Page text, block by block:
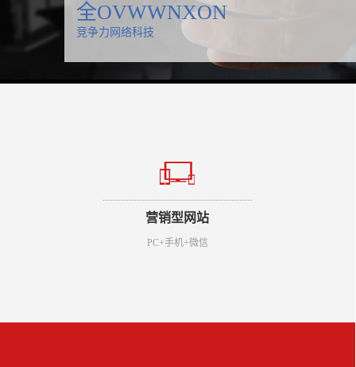
全网精准营销倡导者
竞争力网络科技
营销型网站
PC+手机+微信